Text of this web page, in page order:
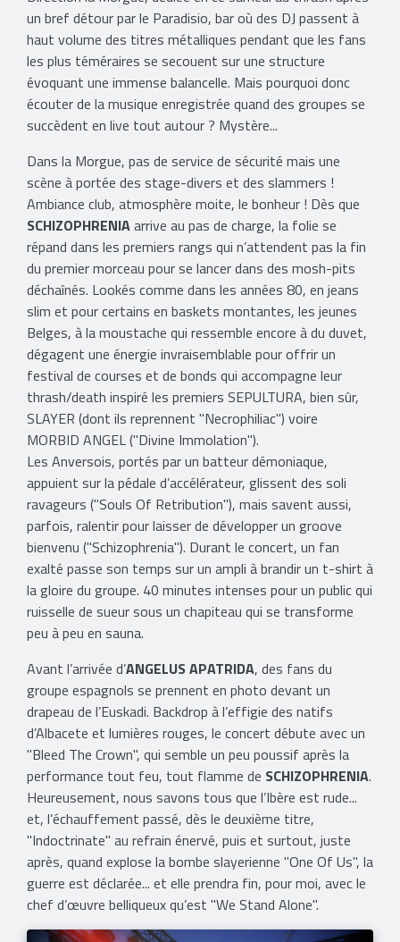
un bref détour par le Paradisio, bar où des DJ passent à
haut volume des titres métalliques pendant que les fans
les plus téméraires se secouent sur une structure
évoquant une immense balancelle. Mais pourquoi donc
écouter de la musique enregistrée quand des groupes se
succèdent en live tout autour ? Mystère...
Dans la Morgue, pas de service de sécurité mais une
scène à portée des stage-divers et des slammers !
Ambiance club, atmosphère moite, le bonheur ! Dès que
SCHIZOPHRENIAarrive au pas de charge, la folie se
répand dans les premiers rangs qui n’attendent pas la fin
du premier morceau pour se lancer dans des mosh-pits
déchaînés. Lookés comme dans les années 80, en jeans
slim et pour certains en baskets montantes, les jeunes
Belges, à la moustache qui ressemble encore à du duvet,
dégagent une énergie invraisemblable pour offrir un
festival de courses et de bonds qui accompagne leur
thrash/death inspiré les premiers SEPULTURA, bien sûr,
SLAYER (dont ils reprennent "Necrophiliac") voire
MORBID ANGEL ("Divine Immolation").
Les Anversois, portés par un batteur démoniaque,
appuient sur la pédale d’accélérateur, glissent des soli
ravageurs ("Souls Of Retribution"), mais savent aussi,
parfois, ralentir pour laisser de développer un groove
bienvenu ("Schizophrenia"). Durant le concert, un fan
exalté passe son temps sur un ampli à brandir un t-shirt à
la gloire du groupe. 40 minutes intenses pour un public qui
ruisselle de sueur sous un chapiteau qui se transforme
peu à peu en sauna.
Avant l’arrivée d’ANGELUS APATRIDA, des fans du
groupe espagnols se prennent en photo devant un
drapeau de l’Euskadi. Backdrop à l’effigie des natifs
d’Albacete et lumières rouges, le concert débute avec un
"Bleed The Crown", qui semble un peu poussif après la
performance tout feu, tout flamme de SCHIZOPHRENIA.
Heureusement, nous savons tous que l’Ibère est rude...
et, l’échauffement passé, dès le deuxième titre,
"Indoctrinate" au refrain énervé, puis et surtout, juste
après, quand explose la bombe slayerienne "One Of Us", la
guerre est déclarée... et elle prendra fin, pour moi, avec le
chef d’œuvre belliqueux qu’est "We Stand Alone".